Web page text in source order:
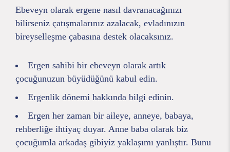
Ebeveyn olarak ergene nasıl davranacağınızı
bilirseniz çatışmalarınız azalacak, evladınızın
bireyselleşme çabasına destek olacaksınız.
Ergen sahibi bir ebeveyn olarak artık
çocuğunuzun büyüdüğünü kabul edin.
Ergenlik dönemi hakkında bilgi edinin.
Ergen her zaman bir aileye, anneye, babaya,
rehberliğe ihtiyaç duyar. Anne baba olarak biz
çocuğumla arkadaş gibiyiz yaklaşımı yanlıştır. Bunu